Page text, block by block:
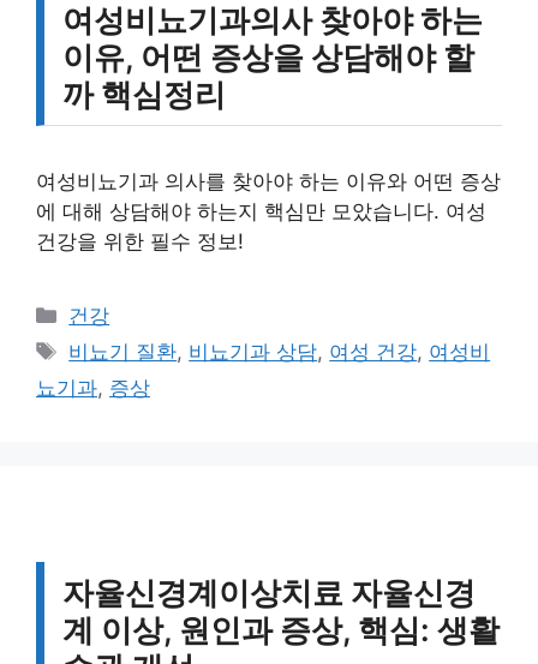
여성비뇨기과의사 찾아야 하는
이유, 어떤 증상을 상담해야 할
까 핵심정리
여성비뇨기과 의사를 찾아야 하는 이유와 어떤 증상
에 대해 상담해야 하는지 핵심만 모았습니다. 여성
건강을 위한 필수 정보!
카
테
리
건강
태
그
비뇨기 질환, 비뇨기과 상담, 여성 건강, 여성비
뇨기과, 증상
자율신경계이상치료 자율신경
계 이상, 원인과 증상, 핵심: 생활